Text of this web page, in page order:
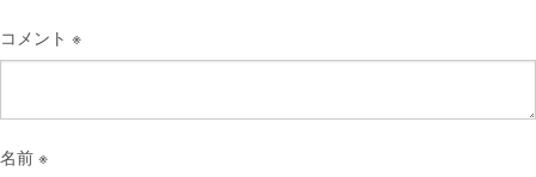
コメント ※
名前 ※